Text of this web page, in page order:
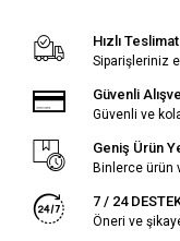
Hızlı Teslimat
Siparişleriniz
Güvenli
Güvenli ve
Geniş Ürün
Binlerce ürün
7 / 24
Öneri ve